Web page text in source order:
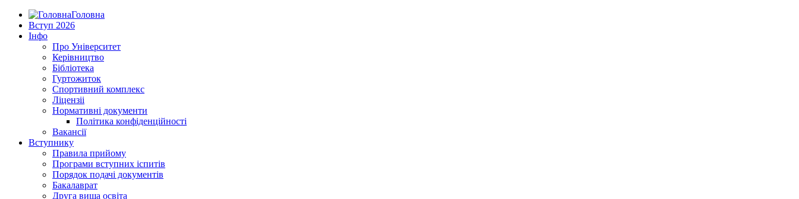
Головна
Вступ 2026
Інфо
Про Університет
Керівництво
Бібліотека
Гуртожиток
Спортивний комплекс
Ліцензіі
Нормативні документи
Політика конфіденційності
Вакансії
Вступнику
Правила прийому
Програми вступних іспитів
Порядок подачі документів
Бакалаврат
Друга вища освіта